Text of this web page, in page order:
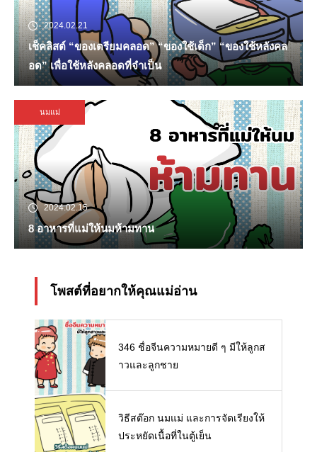
2024.02.21
เช็คลิสต์ “ของเตรียมคลอด” “ของใช้เด็ก” “ของใช้หลังคล
อด” เพื่อใช้หลังคลอดที่จำเป็น
นมแม่
2024.02.15
8 อาหารที่แม่ให้นมห้ามทาน
โพสต์ที่อยากให้คุณแม่อ่าน
346 ชื่อจีนความหมายดี ๆ มีให้ลูกส
าวและลูกชาย
วิธีสต๊อก นมแม่ และการจัดเรียงให้
ประหยัดเนื้อที่ในตู้เย็น